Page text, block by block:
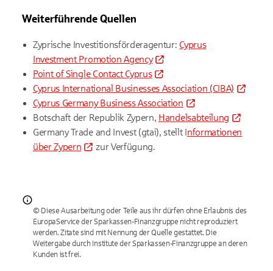
Weiterführende Quellen
Zyprische Investitionsförderagentur: Cyprus
Investment Promotion Agency
Point of Single Contact Cyprus
Cyprus International Businesses Association (CIBA)
Cyprus Germany Business Association
Botschaft der Republik Zypern, Handelsabteilung
Germany Trade and Invest (gtai), stellt Informationen
über Zypern
zur Verfügung.
© Diese Ausarbeitung oder Teile aus ihr dürfen ohne Erlaubnis des
EuropaService der Sparkassen-Finanzgruppe nicht reproduziert
werden. Zitate sind mit Nennung der Quelle gestattet. Die
Weitergabe durch Institute der Sparkassen-Finanzgruppe an deren
Kunden ist frei.